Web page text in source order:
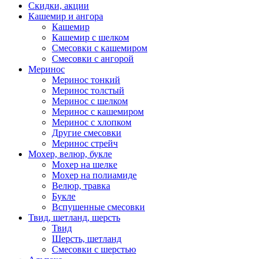
Скидки, акции
Кашемир и ангора
Кашемир
Кашемир с шелком
Смесовки с кашемиром
Смесовки с ангорой
Меринос
Меринос тонкий
Меринос толстый
Меринос с шелком
Меринос с кашемиром
Меринос с хлопком
Другие смесовки
Меринос стрейч
Мохер, велюр, букле
Мохер на шелке
Мохер на полиамиде
Велюр, травка
Букле
Вспушенные смесовки
Твид, шетланд, шерсть
Твид
Шерсть, шетланд
Смесовки с шерстью